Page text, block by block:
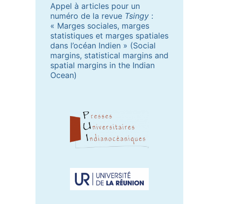
Appel à articles pour un
numéro de la revue Tsingy :
« Marges sociales, marges
statistiques et marges spatiales
dans l’océan Indien » (Social
margins, statistical margins and
spatial margins in the Indian
Ocean)
Partenaires